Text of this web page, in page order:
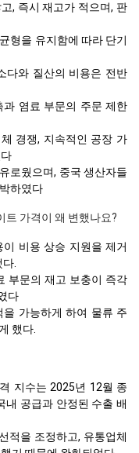
, 즉시 재고가 적으며, 판
형을 유지함에 따라 단기
다와 질산의 비용은 전반
염료 부문의 주문 제한
경쟁, 지속적인 공장 가
로웠으며, 중국 생산자들
하였다
트 가격이 왜 변했나요?
비용 상승 지원을 제거
.
부문의 재고 보충이 즉각
다
가능하게 하여 물류 주
했다.
지수는 2025년 12월 종
내 공급과 안정된 수출 배
적을 조정하고, 유통업체